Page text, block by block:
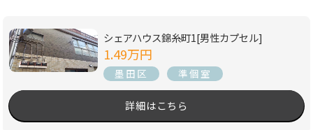
シェアハウス錦糸町1[男性カプセル]
1.49万円
墨田区 準個室
詳細はこちら